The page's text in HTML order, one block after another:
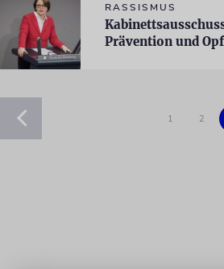
RASSISMUS
Prävention und
1 2